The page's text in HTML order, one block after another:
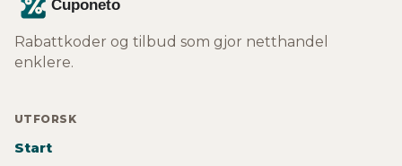
Rabattkoder og tilbud som gjor netthandel
enklere.
UTFORSK
Start